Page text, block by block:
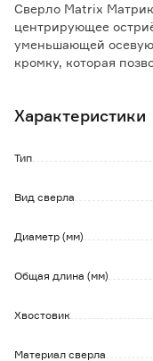
Сверло Matrix
центрирующее
уменьшающей
кромку, которая
необходимость в
удержание сверла в
Характеристики
Тип
Вид сверла
Диаметр (мм)
Общая длина (мм)
Хвостовик
Материал сверла